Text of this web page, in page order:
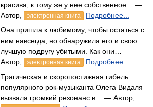
красива, к тому же у нее собственное… —
Автор,
электронная книга
Подробнее...
Она пришла к любимому, чтобы остаться с
ним навсегда, но обнаружила его и свою
лучшую подругу убитыми. Как они… —
Автор,
электронная книга
Подробнее...
Трагическая и скоропостижная гибель
популярного рок-музыканта Олега Видаля
вызвала громкий резонанс в… — Автор,